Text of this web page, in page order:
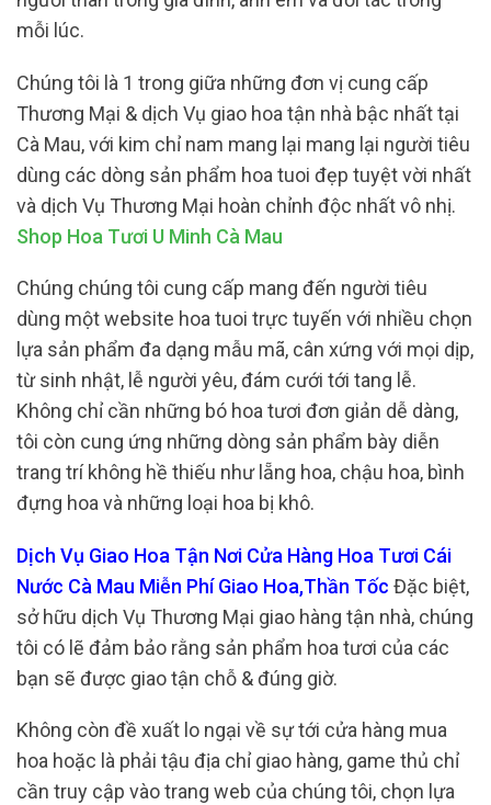
mỗi lúc.
Chúng tôi là 1 trong giữa những đơn vị cung cấp
Thương Mại & dịch Vụ giao hoa tận nhà bậc nhất tại
Cà Mau, với kim chỉ nam mang lại mang lại người tiêu
dùng các dòng sản phẩm hoa tuoi đẹp tuyệt vời nhất
và dịch Vụ Thương Mại hoàn chỉnh độc nhất vô nhị.
Shop Hoa Tươi U Minh Cà Mau
Chúng chúng tôi cung cấp mang đến người tiêu
dùng một website hoa tuoi trực tuyến với nhiều chọn
lựa sản phẩm đa dạng mẫu mã, cân xứng với mọi dịp,
từ sinh nhật, lễ người yêu, đám cưới tới tang lễ.
Không chỉ cần những bó hoa tươi đơn giản dễ dàng,
tôi còn cung ứng những dòng sản phẩm bày diễn
trang trí không hề thiếu như lẵng hoa, chậu hoa, bình
đựng hoa và những loại hoa bị khô.
Dịch Vụ Giao Hoa Tận Nơi Cửa Hàng Hoa Tươi Cái
Nước Cà Mau Miễn Phí Giao Hoa,Thần Tốc Đặc biệt,
sở hữu dịch Vụ Thương Mại giao hàng tận nhà, chúng
tôi có lẽ đảm bảo rằng sản phẩm hoa tươi của các
bạn sẽ được giao tận chỗ & đúng giờ.
Không còn đề xuất lo ngại về sự tới cửa hàng mua
hoa hoặc là phải tậu địa chỉ giao hàng, game thủ chỉ
cần truy cập vào trang web của chúng tôi, chọn lựa